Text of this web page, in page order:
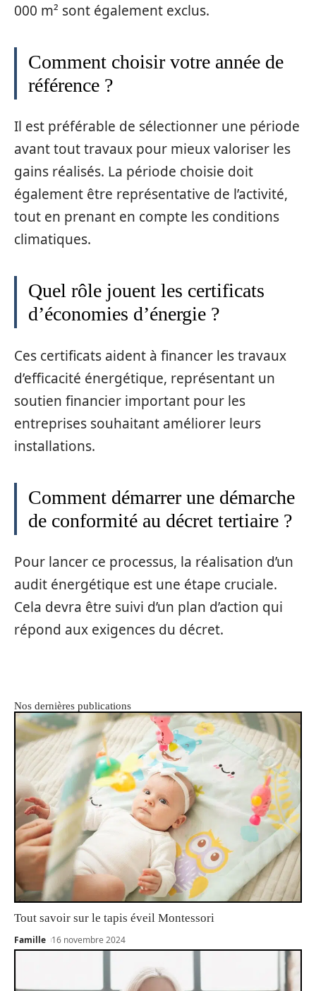
000 m² sont également exclus.
Comment choisir votre année de
référence ?
Il est préférable de sélectionner une période
avant tout travaux pour mieux valoriser les
gains réalisés. La période choisie doit
également être représentative de l’activité,
tout en prenant en compte les conditions
climatiques.
Quel rôle jouent les certificats
d’économies d’énergie ?
Ces certificats aident à financer les travaux
d’efficacité énergétique, représentant un
soutien financier important pour les
entreprises souhaitant améliorer leurs
installations.
Comment démarrer une démarche
de conformité au décret tertiaire ?
Pour lancer ce processus, la réalisation d’un
audit énergétique est une étape cruciale.
Cela devra être suivi d’un plan d’action qui
répond aux exigences du décret.
Nos dernières publications
Tout savoir sur le tapis éveil Montessori
Famille 16 novembre 2024